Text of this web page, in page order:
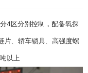
4区分别控制，配备氧探
片、轿车锁具、高强度螺
以上